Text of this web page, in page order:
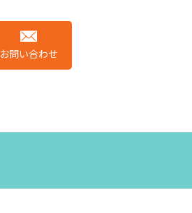
お問い合わせ